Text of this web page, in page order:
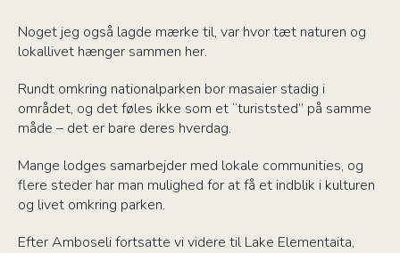
Noget jeg også lagde mærke til, var hvor tæt naturen og
lokallivet hænger sammen her.
Rundt omkring nationalparken bor masaier stadig i
området, og det føles ikke som et “turiststed” på samme
måde – det er bare deres hverdag.
Mange lodges samarbejder med lokale communities, og
flere steder har man mulighed for at få et indblik i kulturen
og livet omkring parken.
Efter Amboseli fortsatte vi videre til Lake Elementaita,